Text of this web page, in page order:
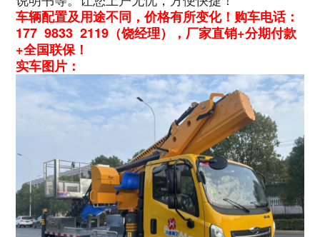
车辆配置及用途不同，价格有所变化！购车电话：
177 9833 2119（饶经理），厂家直销+分期付款
+全国联保！
实车图片：